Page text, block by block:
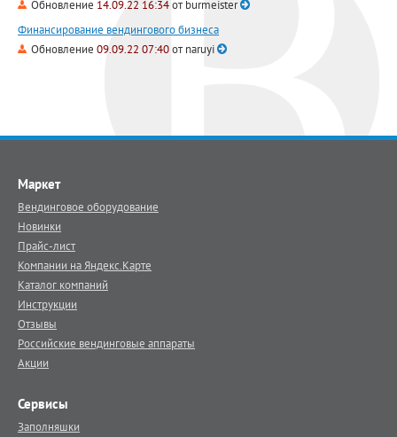
Обновление 14.09.22 16:34отburmeister
Финансирование вендингового бизнеса
Обновление 09.09.22 07:40отnaruyi
Маркет
Вендинговое оборудование
Новинки
Прайс-лист
Компании на Яндекс.Карте
Каталог компаний
Инструкции
Отзывы
Российские вендинговые аппараты
Акции
Сервисы
Заполняшки